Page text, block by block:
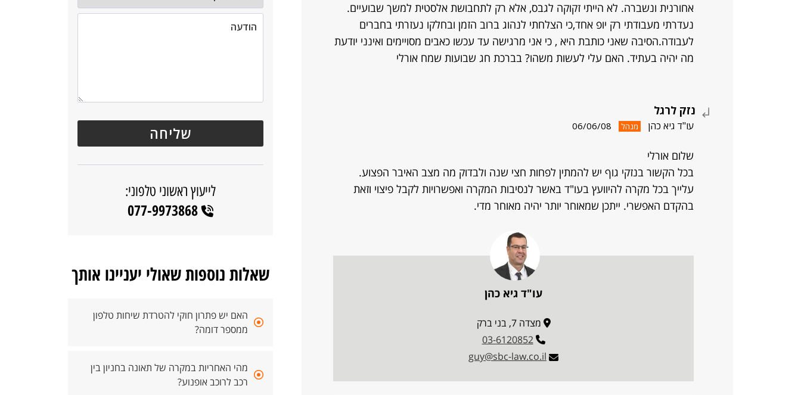
אחורנית ונשברה. לא הייתי זקוקה לגבס, אלא רק לתחבושת אלסטית למשך שבועיים.
נעדרתי מעבודתי רק יופ אחד,כי הצלחתי לנהוג ברוב הזמן ובחלקו נעזרתי בחברים
לעבודה.הסיבה שאני כותבת היא , כי אני מרגישה עד עכשו כאבים מסויימים ואינני יודעת
מה יהיה בעתיד. האם עלי לעשות משהו? בברכת חג שבועות שמח אורלי
נזק לרגל
עו"ד גיא כהן מנהל 06/06/08
שלום אורלי
בכל הקשור בנזקי גוף יש להמתין לפחות חצי שנה ולבדוק מה מצב האיבר הפצוע.
עלייך בכל מקרה להיוועץ בעו"ד באשר לנסיבות המקרה ואפשרויות לקבל פיצוי וזאת
בהקדם האפשרי. ייתכן שמאוחר יותר יהיה מאוחר מדי.
עו"ד גיא כהן
מצדה 7, בני ברק
03-6120852
guy@sbc-law.co.il
לייעוץ ראשוני טלפוני:
077-9973868
שאלות נוספות שאולי יעניינו אותך
האם יש פתרון חוקי להטרדת שיחות טלפון
ממספר דומה?
מהי האחריות במקרה של תאונה בחניון בין
רכב לרוכב אופנוע?